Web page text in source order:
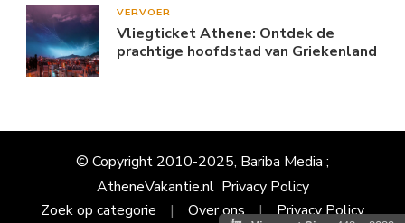
VERVOER
Vliegticket Athene: Ontdek de
prachtige hoofdstad van Griekenland
© Copyright 2010-2025, Bariba Media ;
AtheneVakantie.nl Privacy Policy
Zoek op categorie
Over ons Privacy Policy